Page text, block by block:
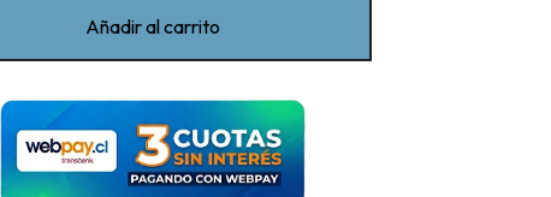
2025
cantidad
Añadir al carrito